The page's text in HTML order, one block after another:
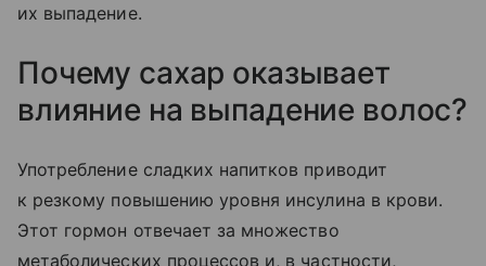
их выпадение.
​Почему сахар оказывает
влияние на выпадение волос?
Употребление сладких напитков приводит
к резкому повышению уровня инсулина в крови.
Этот гормон отвечает за множество
метаболических процессов и, в частности,